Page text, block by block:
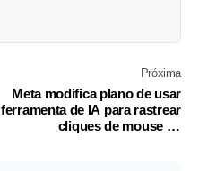
Próxima
Meta modifica plano de usar
ferramenta de IA para rastrear
cliques de mouse de